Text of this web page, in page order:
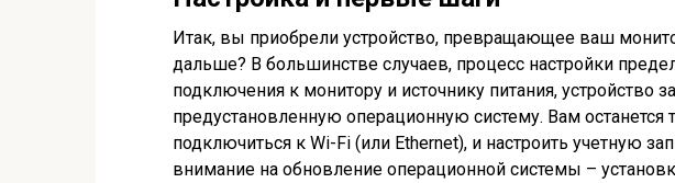
Итак, вы приобрели устройство, превращающее ваш
дальше? В большинстве случаев, процесс настройки
подключения к монитору и источнику питания, устройство
предустановленную операционную систему. Вам останется
подключиться к Wi-Fi (или Ethernet), и настроить учетную
внимание на обновление операционной системы –